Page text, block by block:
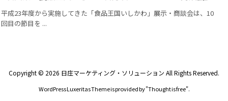
平成23年度から実施してきた「食品王国いしかわ」展示・商談会は、10
回目の節目を ...
Copyright © 2026 日庄マーケティング・ソリューション All Rights Reserved.
WordPress Luxeritas Theme is provided by "Thought is free".